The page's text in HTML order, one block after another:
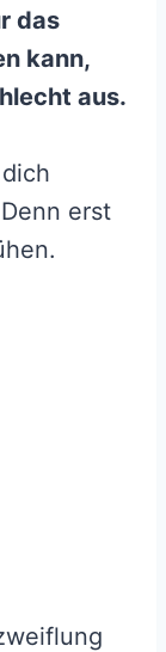
das
kann,
aus.
erst